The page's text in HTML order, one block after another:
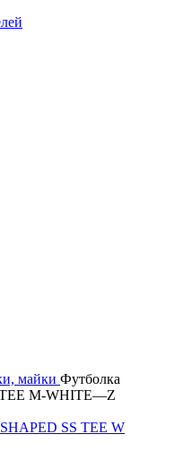
майки Футболка
M-WHITE—Z
SS TEE W